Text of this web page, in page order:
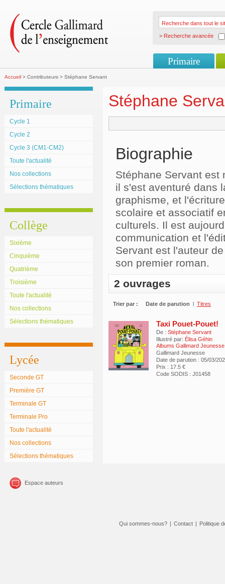
> Recherche avancée
Primaire
Accueil > Contributeurs > Stéphane Servant
Primaire
Cycle 1
Cycle 2
Cycle 3 (CM1-CM2)
Toute l'actualité
Nos collections
Sélections thématiques
Collège
Sixième
Cinquième
Quatrième
Troisième
Toute l'actualité
Nos collections
Sélections thématiques
Lycée
Seconde GT
Première GT
Terminale GT
Terminale Pro
Toute l'actualité
Nos collections
Sélections thématiques
Espace auteurs
Stéphane
Biographie
Stéphane Servant est
il s'est aventuré dans
graphisme, et
scolaire et associatif
culturels. Il est
communication et
Servant est l'auteur
son premier roman.
2 ouvrages
Trier par : Date de parution l Titres
Taxi Pouet-Pouet!
De : Stéphane Servant
Illustré par: Élisa Géhin
Albums Gallimard Jeunesse
Gallimard Jeunesse
Date de parution : 05/03/
Prix : 17.5 €
Code SODIS : J01458
Qui sommes-nous? | Contact | Politique